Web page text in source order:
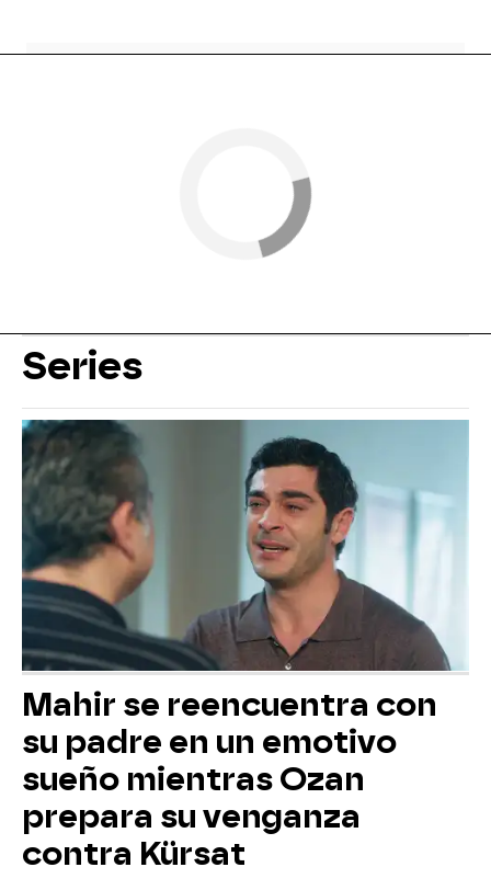
Series
Mahir se reencuentra con
su padre en un emotivo
sueño mientras Ozan
prepara su venganza
contra Kürsat